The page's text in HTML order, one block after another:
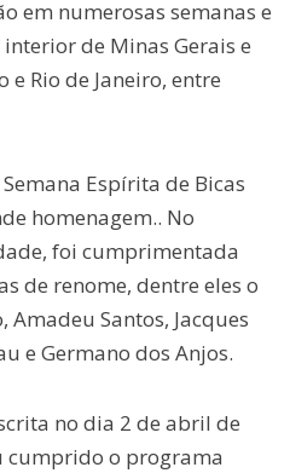
em numerosas semanas e
de Minas Gerais e
e Rio de Janeiro, entre
Espírita de Bicas
homenagem.. No
foi cumprimentada
de renome, dentre eles o
Santos, Jacques
e Germano dos Anjos.
no dia 2 de abril de
cumprido o programa